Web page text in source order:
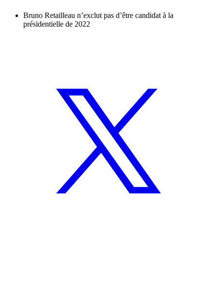
Bruno Retailleau n’exclut pas d’être candidat à la
présidentielle de 2022